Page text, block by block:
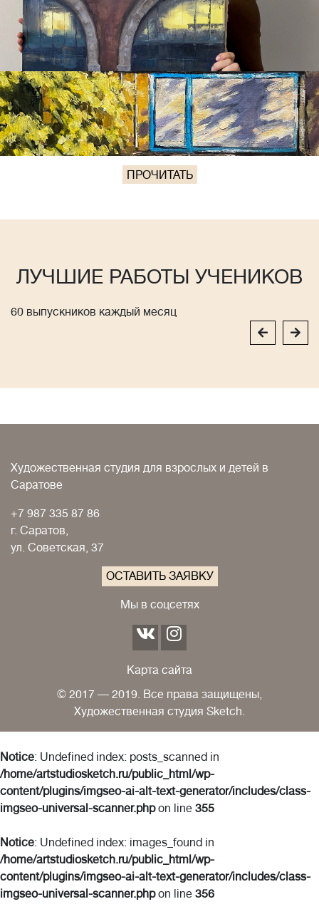
ПРОЧИТАТЬ
ЛУЧШИЕ РАБОТЫ УЧЕНИКОВ
60 выпускников каждый месяц
Художественная студия для взрослых и детей в
Саратове
+7 987 335 87 86
г. Саратов,
ул. Советская, 37
ОСТАВИТЬ ЗАЯВКУ
Мы в соцсетях
Карта сайта
© 2017 — 2019. Все права защищены,
Художественная студия Sketch.
Notice: Undefined index: posts_scanned in
/home/artstudiosketch.ru/public_html/wp-
content/plugins/imgseo-ai-alt-text-generator/includes/class-
imgseo-universal-scanner.phpon line 355
Notice: Undefined index: images_found in
/home/artstudiosketch.ru/public_html/wp-
content/plugins/imgseo-ai-alt-text-generator/includes/class-
imgseo-universal-scanner.phpon line 356